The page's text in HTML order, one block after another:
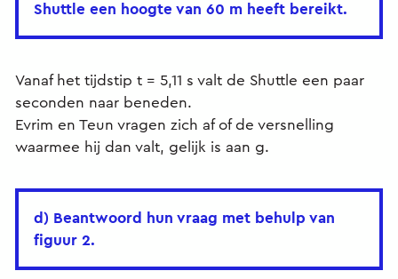
Shuttle een hoogte van 60 m heeft bereikt.
Vanaf het tijdstip t = 5,11 s valt de Shuttle een paar
seconden naar beneden.
Evrim en Teun vragen zich af of de versnelling
waarmee hij dan valt, gelijk is aan g.
d) Beantwoord hun vraag met behulp van
figuur 2.